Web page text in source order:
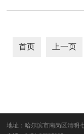
人观培
首页 上一页
地址：哈尔滨市南岗区清明